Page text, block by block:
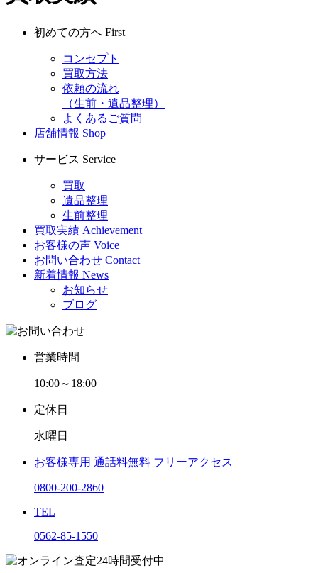
初めての方へ First
コンセプト
買取方法
依頼の流れ
（生前・遺品整理）
よくあるご質問
店舗情報 Shop
サービス Service
買取
遺品整理
生前整理
買取実績 Achievement
お客様の声 Voice
お問い合わせ Contact
新着情報 News
お知らせ
ブログ
営業時間
10:00～18:00
定休日
水曜日
お客様専用 通話料無料 フリーアクセス
0800-200-2860
TEL
0562-85-1550